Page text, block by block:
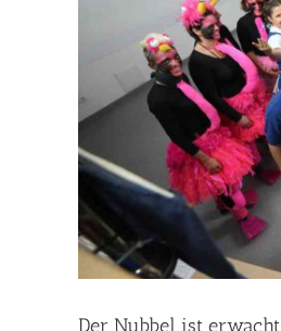
Der Nubbel ist erwacht